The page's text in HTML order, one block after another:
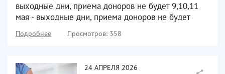
выходные дни, приема доноров не будет 9,10,11
мая - выходные дни, приема доноров не будет
Подробнее Просмотров: 358
24 АПРЕЛЯ 2026